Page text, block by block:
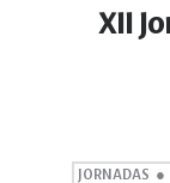
Sidebar
XII
JORNADAS